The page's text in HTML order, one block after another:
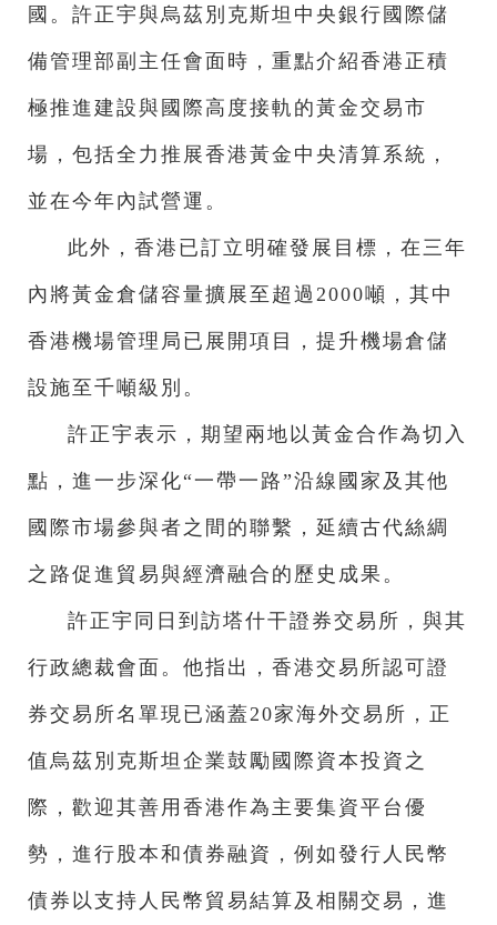
國。許正宇與烏茲別克斯坦中央銀行國際儲
備管理部副主任會面時，重點介紹香港正積
極推進建設與國際高度接軌的黃金交易市
場，包括全力推展香港黃金中央清算系統，
並在今年內試營運。
此外，香港已訂立明確發展目標，在三年
內將黃金倉儲容量擴展至超過2000噸，其中
香港機場管理局已展開項目，提升機場倉儲
設施至千噸級別。
許正宇表示，期望兩地以黃金合作為切入
點，進一步深化“一帶一路”沿線國家及其他
國際市場參與者之間的聯繫，延續古代絲綢
之路促進貿易與經濟融合的歷史成果。
許正宇同日到訪塔什干證券交易所，與其
行政總裁會面。他指出，香港交易所認可證
券交易所名單現已涵蓋20家海外交易所，正
值烏茲別克斯坦企業鼓勵國際資本投資之
際，歡迎其善用香港作為主要集資平台優
勢，進行股本和債券融資，例如發行人民幣
債券以支持人民幣貿易結算及相關交易，進